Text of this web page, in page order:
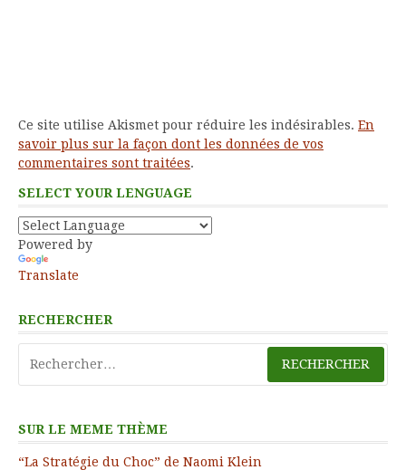
Ce site utilise Akismet pour réduire les indésirables. En
savoir plus sur la façon dont les données de vos
commentaires sont traitées.
SELECT YOUR LENGUAGE
Powered by
Translate
RECHERCHER
SUR LE MEME THÈME
“La Stratégie du Choc” de Naomi Klein